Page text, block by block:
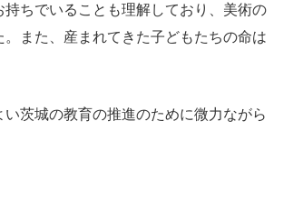
ちでいることも理解しており、美術の
また、産まれてきた子どもたちの命は
茨城の教育の推進のために微力ながら